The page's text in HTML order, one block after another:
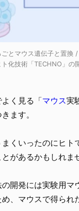
ごとマウス遺伝子と置換
化技術「TECHNO」
く見る「マウス実
ます。
まくいったのにヒ
があるかもしれま
開発には実験用マ
、マウスで得ら